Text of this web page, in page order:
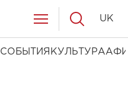
СОБЫТИЯ КУЛЬТУРА
UK